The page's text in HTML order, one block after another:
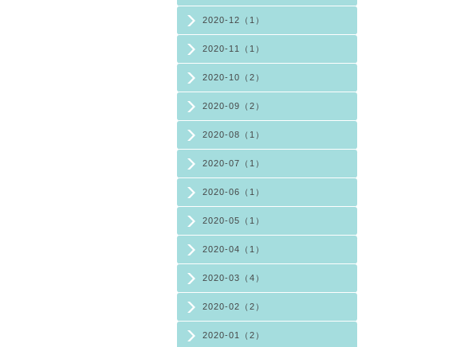
2020-12（1）
2020-11（1）
2020-10（2）
2020-09（2）
2020-08（1）
2020-07（1）
2020-06（1）
2020-05（1）
2020-04（1）
2020-03（4）
2020-02（2）
2020-01（2）